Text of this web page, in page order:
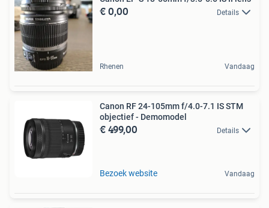
€ 0,00 Details
Rhenen Vandaag
Canon RF 24-105mm f/4.0-7.1 IS STM
objectief - Demomodel
€ 499,00 Details
Bezoek website Vandaag